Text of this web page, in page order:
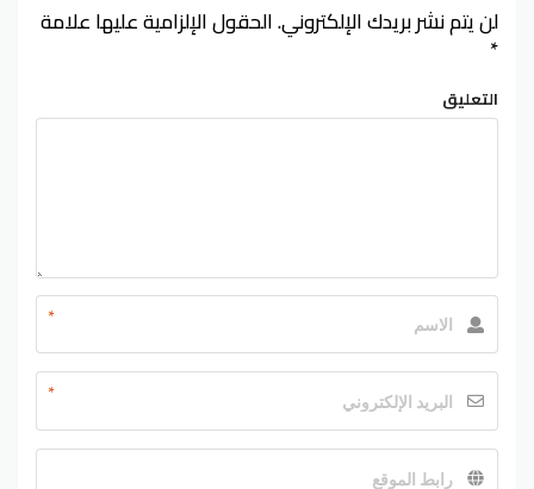
لن يتم نشر بريدك الإلكتروني.الحقول الإلزامية عليها علامة
*
التعليق
*
*